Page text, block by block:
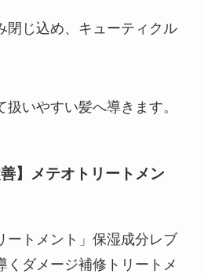
閉じ込め、キューティクル
いやすい髪へ導きます。
】メテオトリートメン
ートメント」保湿成分レブ
くダメージ補修トリートメ